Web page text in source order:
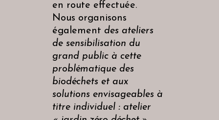
en route effectuée.
Nous organisons
également des ateliers
de sensibilisation du
grand public à cette
problématique des
biodéchets et aux
solutions envisageables à
titre individuel : atelier